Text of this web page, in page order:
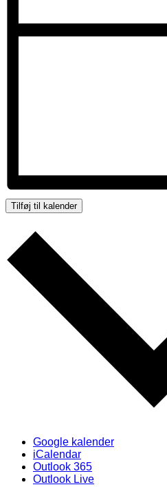
Tilføj til kalender
Google kalender
iCalendar
Outlook 365
Outlook Live